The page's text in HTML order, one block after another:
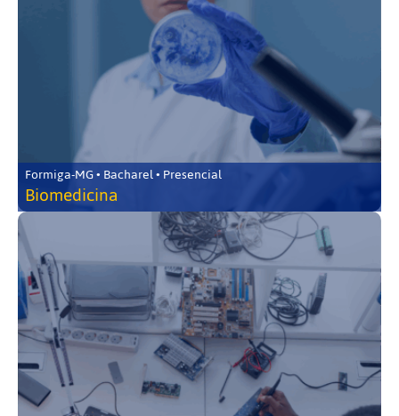
Formiga-MG • Bacharel • Presencial
Biomedicina